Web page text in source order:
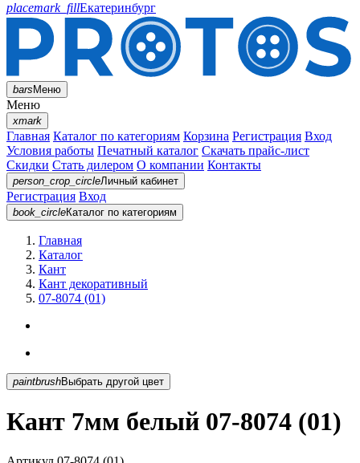
placemark_fillЕкатеринбург
barsМеню
Меню
xmark
Главная Каталог по категориям Корзина Регистрация Вход
Условия работы Печатный каталог Скачать прайс-лист
Скидки Стать дилером О компании Контакты
person_crop_circleЛичный кабинет
Регистрация Вход
book_circleКаталог по категориям
Главная
Каталог
Кант
Кант декоративный
07-8074 (01)
paintbrush Выбрать другой цвет
Кант 7мм белый 07-8074 (01)